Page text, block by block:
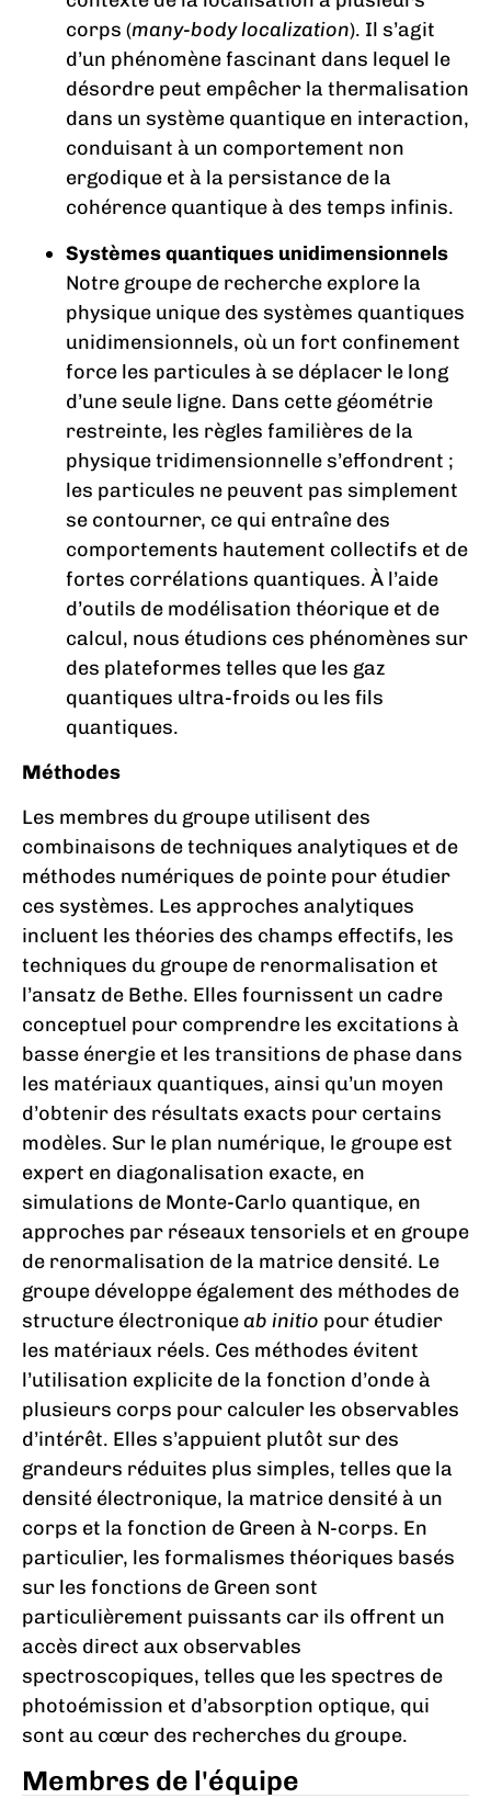
corps (many-body localization). Il s’agit
d’un phénomène fascinant dans lequel le
désordre peut empêcher la thermalisation
dans un système quantique en interaction,
conduisant à un comportement non
ergodique et à la persistance de la
cohérence quantique à des temps infinis.
Systèmes quantiques unidimensionnels
Notre groupe de recherche explore la
physique unique des systèmes quantiques
unidimensionnels, où un fort confinement
force les particules à se déplacer le long
d’une seule ligne. Dans cette géométrie
restreinte, les règles familières de la
physique tridimensionnelle s’effondrent ;
les particules ne peuvent pas simplement
se contourner, ce qui entraîne des
comportements hautement collectifs et de
fortes corrélations quantiques. À l’aide
d’outils de modélisation théorique et de
calcul, nous étudions ces phénomènes sur
des plateformes telles que les gaz
quantiques ultra-froids ou les fils
quantiques.
Méthodes
Les membres du groupe utilisent des
combinaisons de techniques analytiques et de
méthodes numériques de pointe pour étudier
ces systèmes. Les approches analytiques
incluent les théories des champs effectifs, les
techniques du groupe de renormalisation et
l’ansatz de Bethe. Elles fournissent un cadre
conceptuel pour comprendre les excitations à
basse énergie et les transitions de phase dans
les matériaux quantiques, ainsi qu’un moyen
d’obtenir des résultats exacts pour certains
modèles. Sur le plan numérique, le groupe est
expert en diagonalisation exacte, en
simulations de Monte-Carlo quantique, en
approches par réseaux tensoriels et en groupe
de renormalisation de la matrice densité. Le
groupe développe également des méthodes de
structure électroniqueab initio pour étudier
les matériaux réels. Ces méthodes évitent
l’utilisation explicite de la fonction d’onde à
plusieurs corps pour calculer les observables
d’intérêt. Elles s’appuient plutôt sur des
grandeurs réduites plus simples, telles que la
densité électronique, la matrice densité à un
corps et la fonction de Green à N-corps. En
particulier, les formalismes théoriques basés
sur les fonctions de Green sont
particulièrement puissants car ils offrent un
accès direct aux observables
spectroscopiques, telles que les spectres de
photoémission et d’absorption optique, qui
sont au cœur des recherches du groupe.
Membres de l'équipe